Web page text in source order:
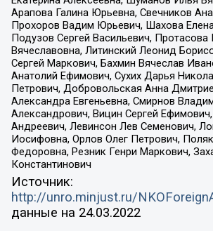
Арапова Галина Юрьевна, Свечников
Прохоров Вадим Юрьевич, Шахова
Подузов Сергей Васильевич, Протасова
Вячеславовна, Литинский Леонид
Сергей Маркович, Бахмин Вячеслав
Анатолий Ефимович, Сухих Дарья
Петрович, Добровольская Анна
Александра Евгеньевна, Смирнов
Александрович, Вицин Сергей
Андреевич, Левинсон Лев Семенович,
Иосифовна, Орлов Олег Петрович,
Федоровна, Резник Генри Маркович,
Константинович
Источник:
http://unro.minjust.ru/
данные на 24.03.2022